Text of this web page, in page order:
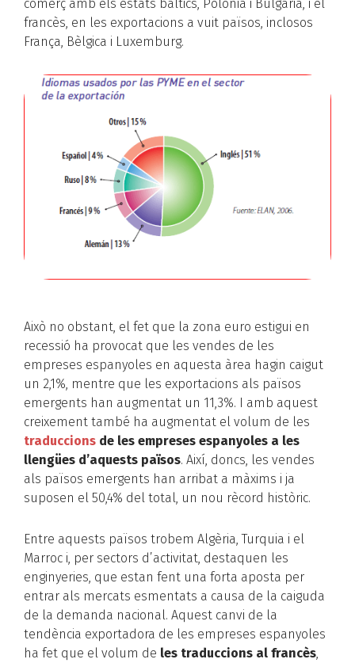
comerç amb els estats bàltics, Polònia i Bulgària, i el
francès, en les exportacions a vuit països, inclosos
França, Bèlgica i Luxemburg.
Això no obstant, el fet que la zona euro estigui en
recessió ha provocat que les vendes de les
empreses espanyoles en aquesta àrea hagin caigut
un 2,1%, mentre que les exportacions als països
emergents han augmentat un 11,3%. I amb aquest
creixement també ha augmentat el volum de les
traduccions de les empreses espanyoles a les
llengües d’aquests països. Així, doncs, les vendes
als països emergents han arribat a màxims i ja
suposen el 50,4% del total, un nou rècord històric.
Entre aquests països trobem Algèria, Turquia i el
Marroc i, per sectors d’activitat, destaquen les
enginyeries, que estan fent una forta aposta per
entrar als mercats esmentats a causa de la caiguda
de la demanda nacional. Aquest canvi de la
tendència exportadora de les empreses espanyoles
ha fet que el volum de les traduccions al francès,